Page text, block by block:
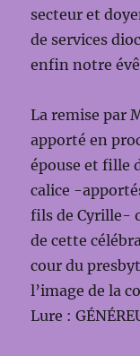
secteur et
de services
enfin notre
La remise par
apporté en
épouse et fille
calice -
fils de Cyrille-
de cette
cour du
l’image de la
Lure :